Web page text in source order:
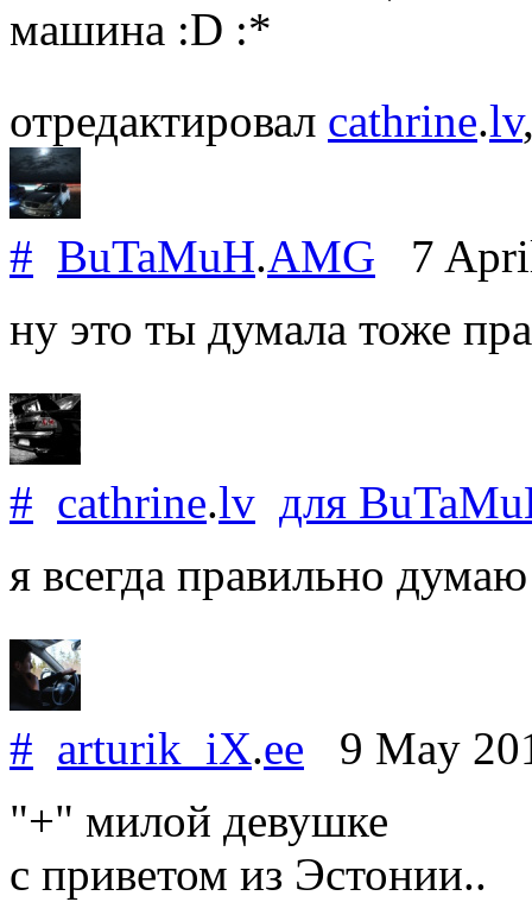
машина :D :*
отредактировал cathrine.lv
# BuTaMuH.AMG 7
ну это ты думала тоже
# cathrine.lv для
я всегда правильно
# arturik_iX.ee 9 May
"+" милой девушке
с приветом из Эстонии..